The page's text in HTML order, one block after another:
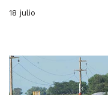
18 julio